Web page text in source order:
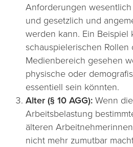
Anforderungen
und gesetzlich und
werden kann. Ein Beispiel
schauspielerischen Rollen
Medienbereich gesehen
physische oder
essentiell sein könnten.
Alter (§ 10 AGG): Wenn
Arbeitsbelastung
älteren
nicht mehr zumutbar